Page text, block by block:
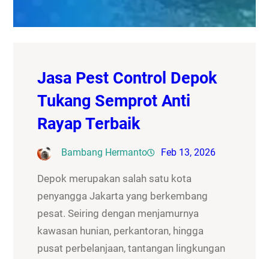
Jasa Pest Control Depok
Tukang Semprot Anti
Rayap Terbaik
Bambang Hermanto Feb 13, 2026
Depok merupakan salah satu kota
penyangga Jakarta yang berkembang
pesat. Seiring dengan menjamurnya
kawasan hunian, perkantoran, hingga
pusat perbelanjaan, tantangan lingkungan